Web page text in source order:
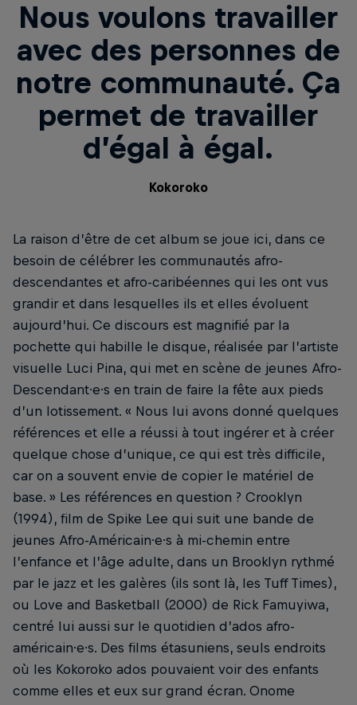
Nous voulons travailler
avec des personnes de
notre communauté. Ça
permet de travailler
d’égal à égal.
Kokoroko
La raison d’être de cet album se joue ici, dans ce
besoin de célébrer les communautés afro-
descendantes et afro-caribéennes qui les ont vus
grandir et dans lesquelles ils et elles évoluent
aujourd’hui. Ce discours est magnifié par la
pochette qui habille le disque, réalisée par l’artiste
visuelle Luci Pina, qui met en scène de jeunes Afro-
Descendant·e·s en train de faire la fête aux pieds
d’un lotissement. « Nous lui avons donné quelques
références et elle a réussi à tout ingérer et à créer
quelque chose d’unique, ce qui est très difficile,
car on a souvent envie de copier le matériel de
base. » Les références en question ? Crooklyn
(1994), film de Spike Lee qui suit une bande de
jeunes Afro-Américain·e·s à mi-chemin entre
l’enfance et l’âge adulte, dans un Brooklyn rythmé
par le jazz et les galères (ils sont là, les Tuff Times),
ou Love and Basketball (2000) de Rick Famuyiwa,
centré lui aussi sur le quotidien d’ados afro-
américain·e·s. Des films étasuniens, seuls endroits
où les Kokoroko ados pouvaient voir des enfants
comme elles et eux sur grand écran. Onome